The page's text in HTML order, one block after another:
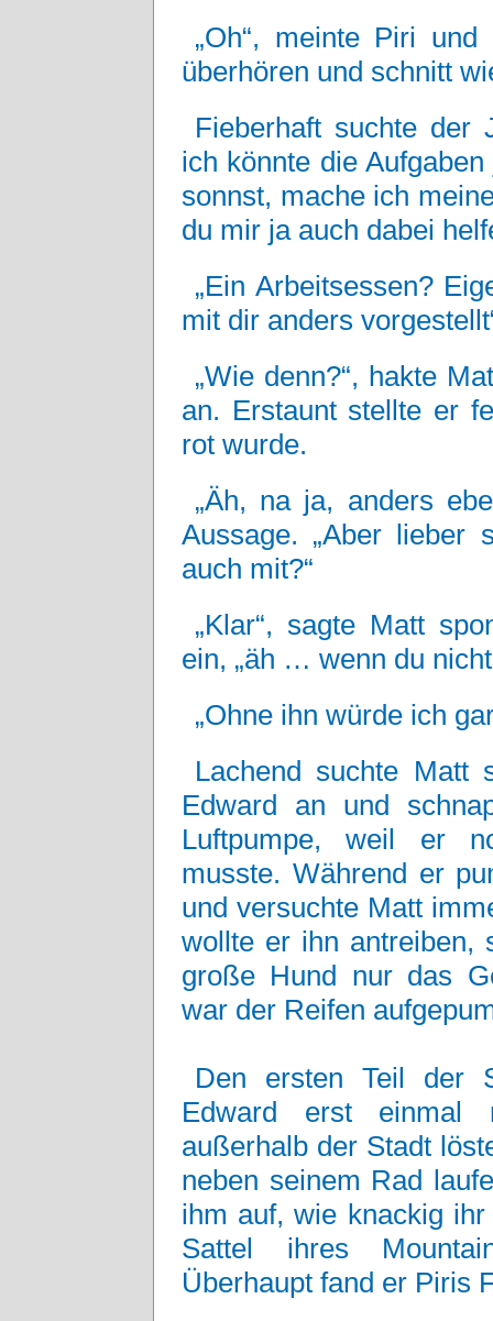
„Oh“, meinte Piri
überhören und schnitt
Fieberhaft suchte der
ich könnte die
sonnst, mache ich
du mir ja auch dabei
„Ein Arbeitsessen?
mit dir anders
„Wie denn?“, hakte
an. Erstaunt stellte er
rot wurde.
„Äh, na ja, anders
Aussage. „Aber lieber
auch mit?“
„Klar“, sagte Matt
ein, „äh … wenn du
„Ohne ihn würde ich
Lachend suchte Matt
Edward an und
Luftpumpe, weil er
musste. Während er
und versuchte Matt
wollte er ihn antreiben,
große Hund nur das
war der Reifen
Den ersten Teil der
Edward erst einmal
außerhalb der Stadt
neben seinem Rad
ihm auf, wie knackig
Sattel ihres
Überhaupt fand er Piris